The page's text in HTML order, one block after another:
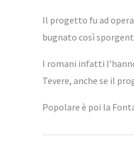
Il progetto fu ad
bugnato così
I romani infatti
Tevere, anche se il
Popolare è poi la